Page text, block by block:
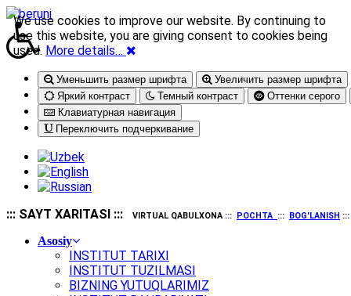
Уменьшить размер шрифта
Увеличить размер шрифта
Яркий контраст
Темный контраст
Оттенки серого
Клавиатурная навигация
Переключить подчеркивание
::: SAYT XARITASI ::: VIRTUAL QABULXONA ::: POCHTA ::: BOG'LANISH
Asosiy
INSTITUT TARIXI
INSTITUT TUZILMASI
BIZNING YUTUQLARIMIZ
We use cookies to improve our website. By continuing to
use this website, you are giving consent to cookies being
used. More details…